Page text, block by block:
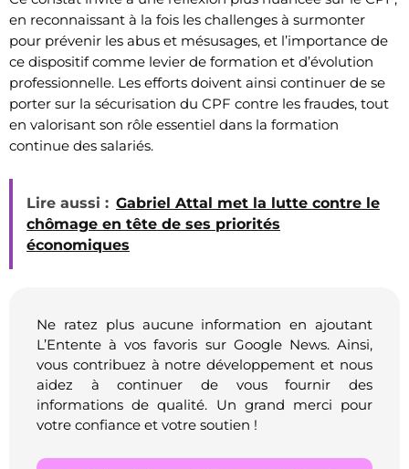
en reconnaissant à la fois les challenges à surmonter
pour prévenir les abus et mésusages, et l’importance de
ce dispositif comme levier de formation et d’évolution
professionnelle. Les efforts doivent ainsi continuer de se
porter sur la sécurisation du CPF contre les fraudes, tout
en valorisant son rôle essentiel dans la formation
continue des salariés.
Lire aussi : Gabriel Attal met la lutte contre le
chômage en tête de ses priorités
économiques
Ne ratez plus aucune information en ajoutant
L’Entente à vos favoris sur Google News. Ainsi,
vous contribuez à notre développement et nous
aidez à continuer de vous fournir des
informations de qualité. Un grand merci pour
votre confiance et votre soutien !